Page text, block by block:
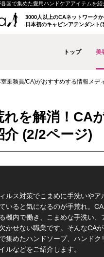
国で集めた愛用ハンドケアアイテムを
3000人以上のCAネットワークか
日本初のキャビンアテンダント
トップ 美
乗務員/CA)がおすすめする情報メデ
れを解消！CA
介 (2/2ページ)
ルス対策でこまめに手洗いやア
いると気になるのが手荒れ。
機内で働き、こまめな手洗い、
かせない職業です。そんなCA
集めたハンドソープ、ハンドク
ルなどをご紹介します。